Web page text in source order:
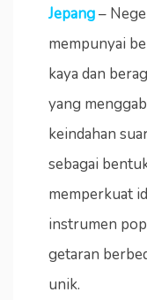
Jepang–
mempunyai
kaya dan
yang
keindahan
sebagai
memperkuat
instrumen
getaran
unik.